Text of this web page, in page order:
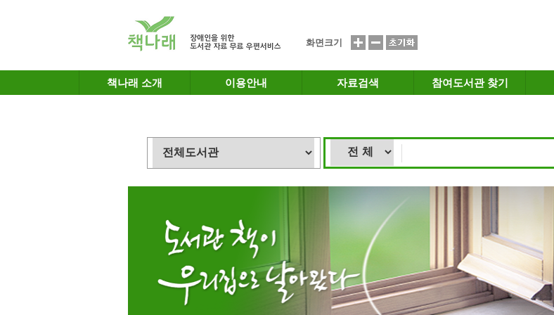
화면크기
책나래 소개 이용안내 자료검색 참여도서관 찾기